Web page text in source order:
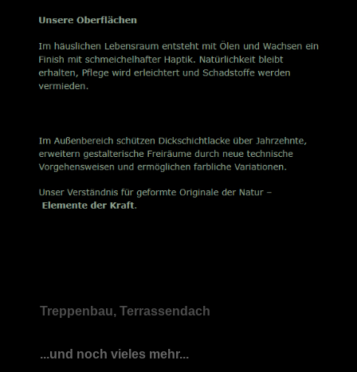
Treppenbau, Terrassendach
...und noch vieles mehr...